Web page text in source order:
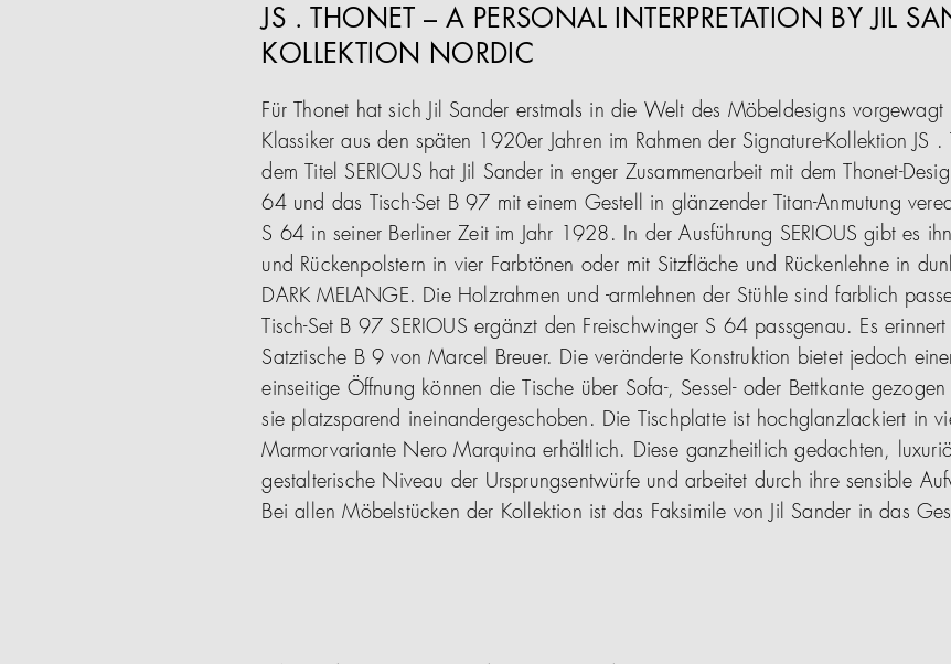
JS . THONET – A PERSONAL INTERPRETATION BY JIL
KOLLEKTION NORDIC
Für Thonet hat sich Jil Sander erstmals in die Welt des Möbeldesigns vorgewagt
Klassiker aus den späten 1920er Jahren im Rahmen der Signature-Kollektion JS
dem Titel SERIOUS hat Jil Sander in enger Zusammenarbeit mit dem Thonet-
64 und das Tisch-Set B 97 mit einem Gestell in glänzender Titan-Anmutung
S 64 in seiner Berliner Zeit im Jahr 1928. In der Ausführung SERIOUS gibt es
und Rückenpolstern in vier Farbtönen oder mit Sitzfläche und Rückenlehne in
DARK MELANGE. Die Holzrahmen und -armlehnen der Stühle sind farblich
Tisch-Set B 97 SERIOUS ergänzt den Freischwinger S 64 passgenau. Es
Satztische B 9 von Marcel Breuer. Die veränderte Konstruktion bietet jedoch
einseitige Öffnung können die Tische über Sofa-, Sessel- oder Bettkante
sie platzsparend ineinandergeschoben. Die Tischplatte ist hochglanzlackiert in
Marmorvariante Nero Marquina erhältlich. Diese ganzheitlich gedachten,
gestalterische Niveau der Ursprungsentwürfe und arbeitet durch ihre sensible
Bei allen Möbelstücken der Kollektion ist das Faksimile von Jil Sander in das